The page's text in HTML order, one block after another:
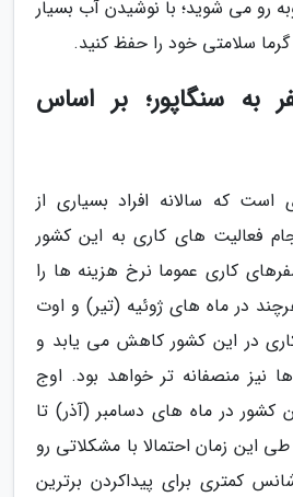
رو می شوید؛ با نوشیدن آب بسیار
سلامتی خود را حفظ کنید.
به سنگاپور؛ بر اساس
است که سالانه افراد بسیاری از
فعالیت های کاری به این کشور
کاری عموما نرخ هزینه ها را
در ماه های ژوئیه (تیر) و اوت
در این کشور کاهش می یابد و
نیز منصفانه تر خواهد بود. اوج
کشور در ماه های دسامبر (آذر) تا
این زمان احتمالا با مشکلاتی رو
کمتری برای پیداکردن برترین